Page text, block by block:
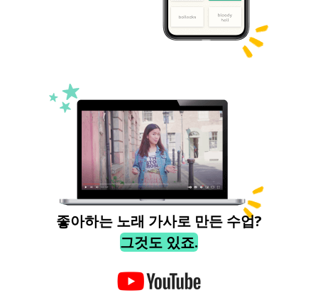
좋아하는 노래 가사로 만든 수업?
그것도 있죠.